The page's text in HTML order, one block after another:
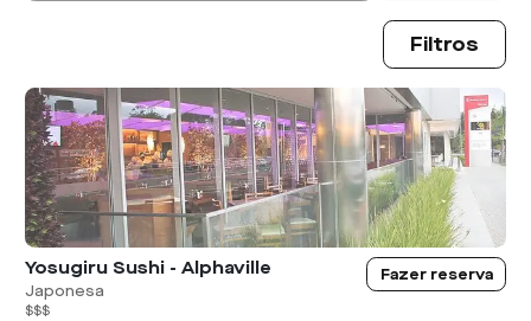
Filtros
Yosugiru Sushi - Alphaville
Japonesa
$$$
Fazer reserva